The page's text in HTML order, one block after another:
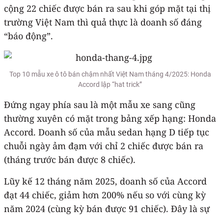
cộng 22 chiếc được bán ra sau khi góp mặt tại thị
trường Việt Nam thì quả thực là doanh số đáng
“báo động”.
Top 10 mẫu xe ô tô bán chậm nhất Việt Nam tháng 4/2025: Honda
Accord lập “hat trick”
Đứng ngay phía sau là một mẫu xe sang cũng
thường xuyên có mặt trong bảng xếp hạng: Honda
Accord. Doanh số của mẫu sedan hạng D tiếp tục
chuỗi ngày ảm đạm với chỉ 2 chiếc được bán ra
(tháng trước bán được 8 chiếc).
Lũy kế 12 tháng năm 2025, doanh số của Accord
đạt 44 chiếc, giảm hơn 200% nếu so với cùng kỳ
năm 2024 (cùng kỳ bán được 91 chiếc). Đây là sự